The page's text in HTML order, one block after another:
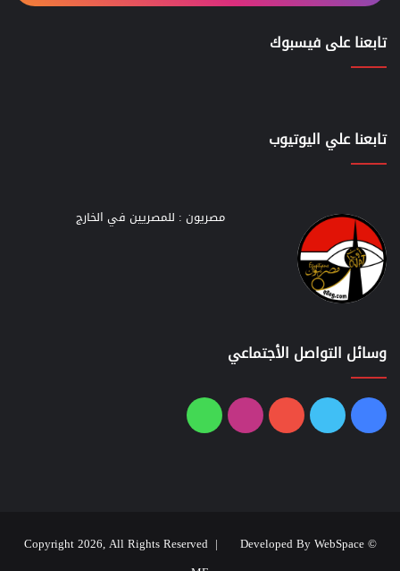
تابعنا على فيسبوك
تابعنا علي اليوتيوب
مصريون : للمصريين في الخارج
وسائل التواصل الأجتماعي
فيسبوك
تويتر يوتيوبانستقرامواتساب
© Copyright 2026, All Rights Reserved |
Developed By WebSpace